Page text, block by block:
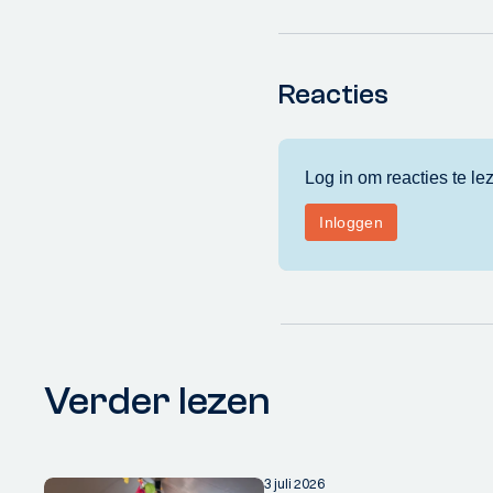
Reacties
Verder lezen
3 juli 2026